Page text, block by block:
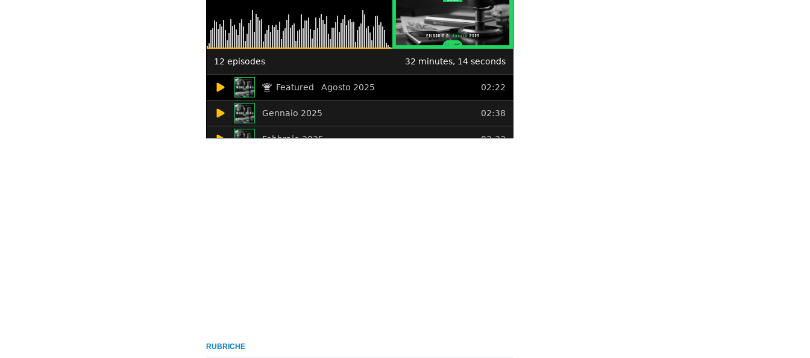
RUBRICHE